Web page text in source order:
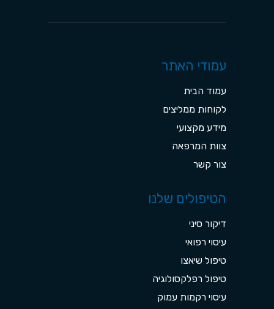
עמודי האתר
עמוד הבית
לקוחות ממליצים
מידע מקצועי
צוות המרפאה
צור קשר
הטיפולים שלנו
דיקור סיני
עיסוי רפואי
טיפול שיאצו
טיפול רפלקסולוגיה
עיסוי רקמות עמוק